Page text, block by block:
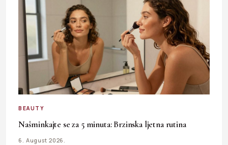
BEAUTY
Našminkajte se za 5 minuta: Brzinska ljetna rutina
6. August 2026.